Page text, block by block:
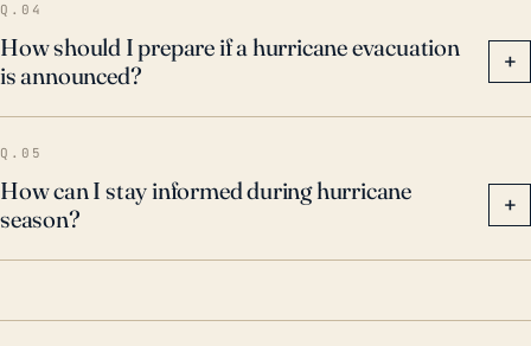
huracanes para Brookridge.
Q.04
How should I prepare if a hurricane evacuation
is announced?
+
Q.05
How can I stay informed during hurricane
season?
+